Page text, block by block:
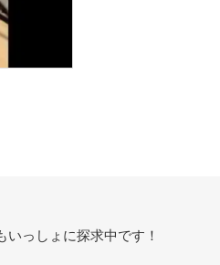
っしょに探求中です！